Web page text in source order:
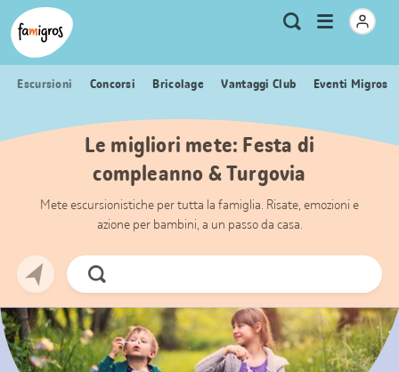
Navigazione
segnalibri
Header
Logo Metanavigazione
Ricerca
Apri
menu
Escursioni Concorsi Bricolage Vantaggi Club Eventi Migros
Le migliori mete: Festa di
compleanno & Turgovia
Mete escursionistiche per tutta la famiglia. Risate, emozioni e
azione per bambini, a un passo da casa.
Cerca
ora